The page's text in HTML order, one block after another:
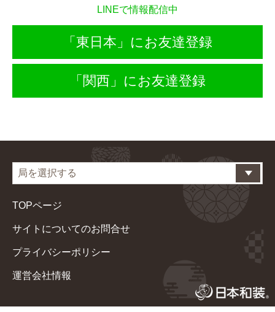
LINEで情報配信中
「東日本」にお友達登録
「関西」にお友達登録
TOPページ
サイトについてのお問合せ
プライバシーポリシー
運営会社情報